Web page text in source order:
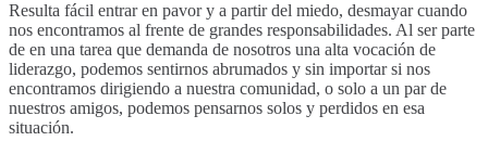
Resulta fácil entrar en pavor y a partir del miedo, desmayar cuando
nos encontramos al frente de grandes responsabilidades. Al ser parte
de en una tarea que demanda de nosotros una alta vocación de
liderazgo, podemos sentirnos abrumados y sin importar si nos
encontramos dirigiendo a nuestra comunidad, o solo a un par de
nuestros amigos, podemos pensarnos solos y perdidos en esa
situación.